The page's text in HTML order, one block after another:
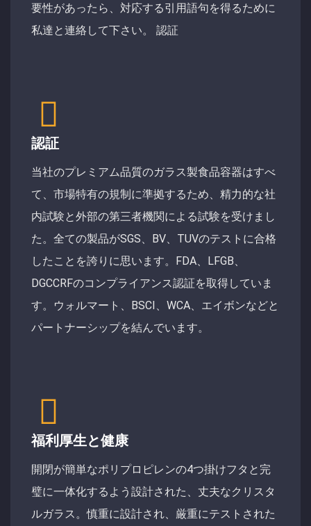
要性があったら、対応する引用語句を得るために
私達と連絡して下さい。 認証
認証
当社のプレミアム品質のガラス製食品容器はすべ
て、市場特有の規制に準拠するため、精力的な社
内試験と外部の第三者機関による試験を受けまし
た。全ての製品がSGS、BV、TUVのテストに合格
したことを誇りに思います。FDA、LFGB、
DGCCRFのコンプライアンス認証を取得していま
す。ウォルマート、BSCI、WCA、エイボンなどと
パートナーシップを結んでいます。
福利厚生と健康
開閉が簡単なポリプロピレンの4つ掛けフタと完
璧に一体化するよう設計された、丈夫なクリスタ
ルガラス。慎重に設計され、厳重にテストされた